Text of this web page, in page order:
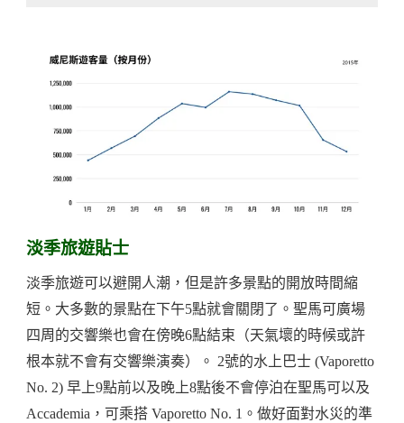
淡季旅遊貼士
淡季旅遊可以避開人潮，但是許多景點的開放時間縮
短。大多數的景點在下午5點就會關閉了。聖馬可廣場
四周的交響樂也會在傍晚6點結束（天氣壞的時候或許
根本就不會有交響樂演奏）。 2號的水上巴士 (Vaporetto
No. 2) 早上9點前以及晚上8點後不會停泊在聖馬可以及
Accademia，可乘搭 Vaporetto No. 1。做好面對水災的準